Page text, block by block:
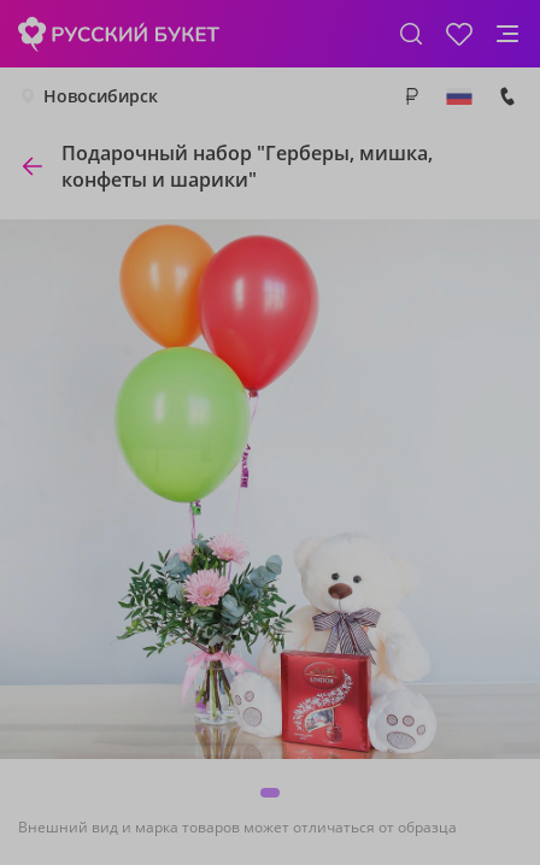
Новосибирск
Подарочный набор "Герберы, мишка,
конфеты и шарики"
Внешний вид и марка товаров может отличаться от образца